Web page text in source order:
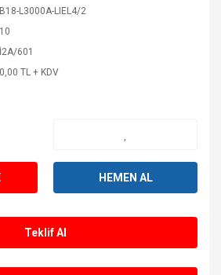
B18-L3000A-LIEL4/2
10
İ2A/601
0,00 TL + KDV
HEMEN AL
Teklif Al